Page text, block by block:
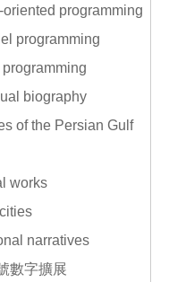
programming
programming
biography
the Persian Gulf
works
narratives
數字擴展